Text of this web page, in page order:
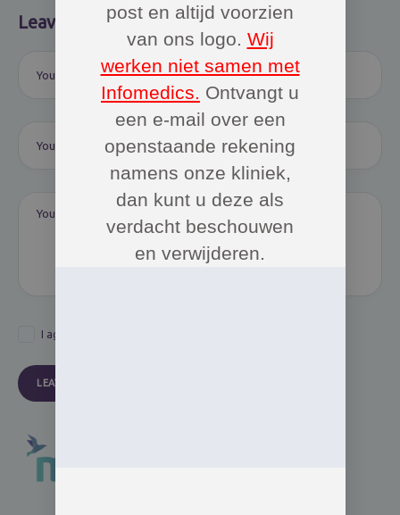
Leave a comment
I agree that my submitted data is being collected and stored.
post en altijd voorzien
van ons logo. Wij
werken niet samen met
Infomedics. Ontvangt u
een e-mail over een
openstaande rekening
namens onze kliniek,
dan kunt u deze als
verdacht beschouwen
en verwijderen.